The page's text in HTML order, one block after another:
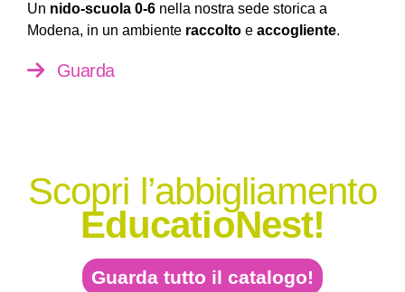
Un nido-scuola 0-6 nella nostra sede storica a
Modena, in un ambiente raccolto e accogliente.
Guarda
Scopri l’abbigliamento
EducatioNest!
Guarda tutto il catalogo!